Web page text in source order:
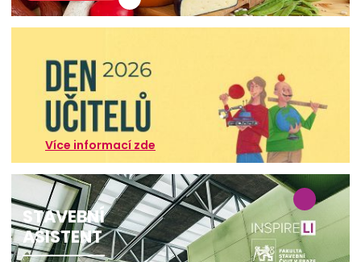
Více informací zde
STAVEBNÍ
ASISTENT